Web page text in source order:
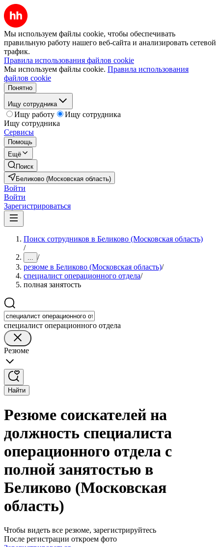
Мы используем файлы cookie, чтобы обеспечивать
правильную работу нашего веб-сайта и анализировать сетевой
трафик.
Правила использования файлов cookie
Мы используем файлы cookie. Правила использования
файлов cookie
Понятно
Ищу сотрудника
Ищу работу
Ищу сотрудника
Ищу сотрудника
Сервисы
Помощь
Ещё
Поиск
Беликово (Московская область)
Войти
Войти
Зарегистрироваться
Поиск сотрудников в Беликово (Московская область)
/
... /
резюме в Беликово (Московская область)/
специалист операционного отдела/
полная занятость
специалист операционного отдела
Резюме
Найти
Резюме соискателей на
должность специалиста
операционного отдела с
полной занятостью в
Беликово (Московская
область)
Чтобы видеть все резюме, зарегистрируйтесь
После регистрации откроем фото